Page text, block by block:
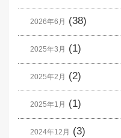
2026年6月 (38)
2025年3月 (1)
2025年2月 (2)
2025年1月 (1)
2024年12月 (3)